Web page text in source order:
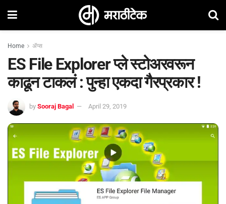
Home ॲप्स
ES File Explorer प्ले स्टोअरवरून
काढून टाकलं : पुन्हा एकदा गैरप्रकार !
by Sooraj Bagal April 29, 2019